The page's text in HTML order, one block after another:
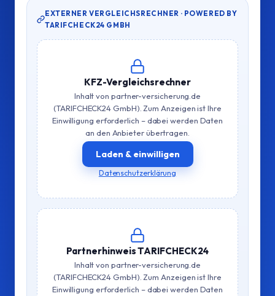
EXTERNER VERGLEICHSRECHNER · POWERED BY
TARIFCHECK24 GMBH
KFZ-Vergleichsrechner
Inhalt von partner-versicherung.de
(TARIFCHECK24 GmbH). Zum Anzeigen ist Ihre
Einwilligung erforderlich – dabei werden Daten
an den Anbieter übertragen.
Laden & einwilligen
Datenschutzerklärung
Partnerhinweis TARIFCHECK24
Inhalt von partner-versicherung.de
(TARIFCHECK24 GmbH). Zum Anzeigen ist Ihre
Einwilligung erforderlich – dabei werden Daten